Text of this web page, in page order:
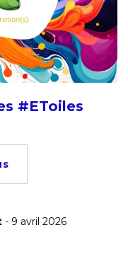
#EToiles
- 9 avril 2026